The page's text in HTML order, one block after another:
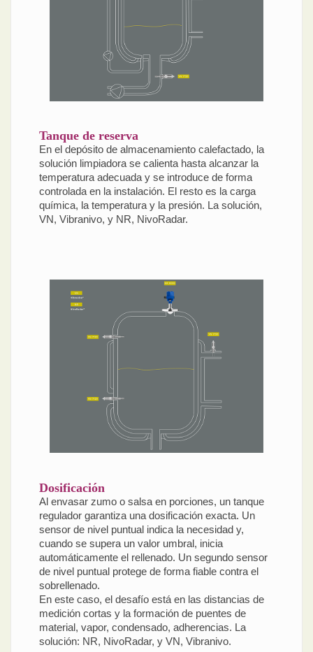
Tanque de reserva
En el depósito de almacenamiento calefactado, la
solución limpiadora se calienta hasta alcanzar la
temperatura adecuada y se introduce de forma
controlada en la instalación. El resto es la carga
química, la temperatura y la presión. La solución,
VN, Vibranivo, y NR, NivoRadar.
Dosificación
Al envasar zumo o salsa en porciones, un tanque
regulador garantiza una dosificación exacta. Un
sensor de nivel puntual indica la necesidad y,
cuando se supera un valor umbral, inicia
automáticamente el rellenado. Un segundo sensor
de nivel puntual protege de forma fiable contra el
sobrellenado.
En este caso, el desafío está en las distancias de
medición cortas y la formación de puentes de
material, vapor, condensado, adherencias. La
solución: NR, NivoRadar, y VN, Vibranivo.